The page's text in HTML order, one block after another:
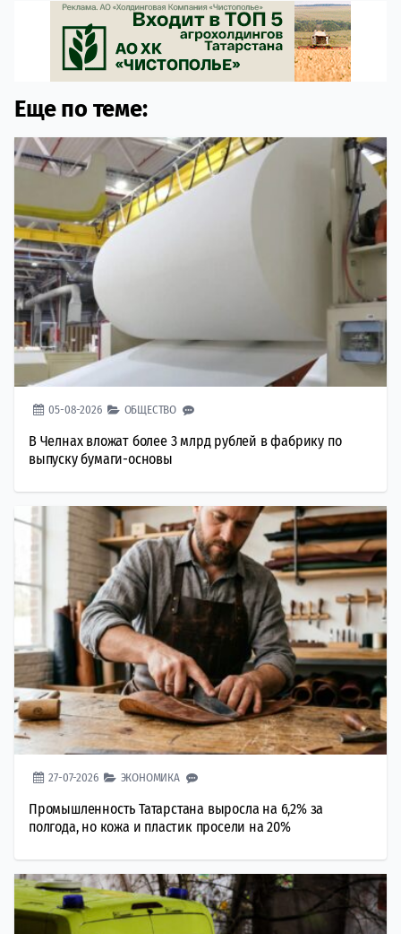
Еще по теме:
05-08-2026 ОБЩЕСТВО
В Челнах вложат более 3 млрд рублей в фабрику по
выпуску бумаги-основы
27-07-2026 ЭКОНОМИКА
Промышленность Татарстана выросла на 6,2% за
полгода, но кожа и пластик просели на 20%